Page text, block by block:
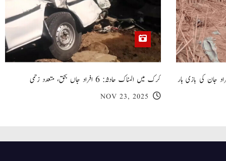
گھر کی چھت گرنے کا سانحہ: 5 افراد جان کی بازی ہار
کرک میں المناک حادثہ: 6 افراد جاں بحق، متعدد زخمی
NOV 23, 2025